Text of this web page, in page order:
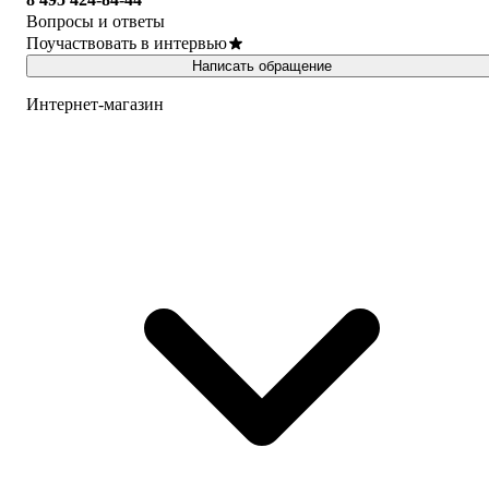
Вопросы и ответы
Поучаствовать в интервью
Написать обращение
Интернет-магазин